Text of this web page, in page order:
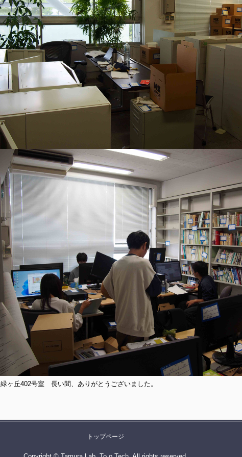
緑ヶ丘402号室 長い間、ありがとうございました。
トップページ